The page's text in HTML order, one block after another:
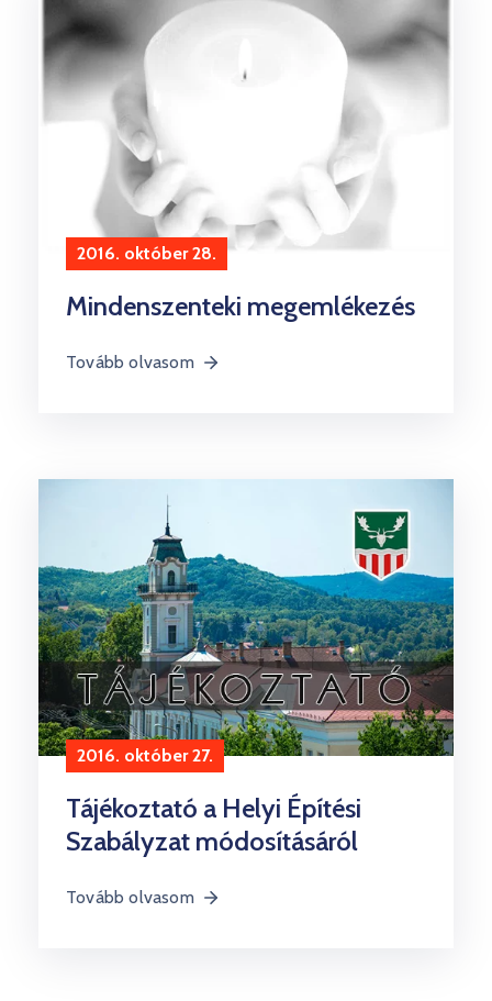
2016. október 28.
Mindenszenteki megemlékezés
Tovább olvasom
2016. október 27.
Tájékoztató a Helyi Építési
Szabályzat módosításáról
Tovább olvasom